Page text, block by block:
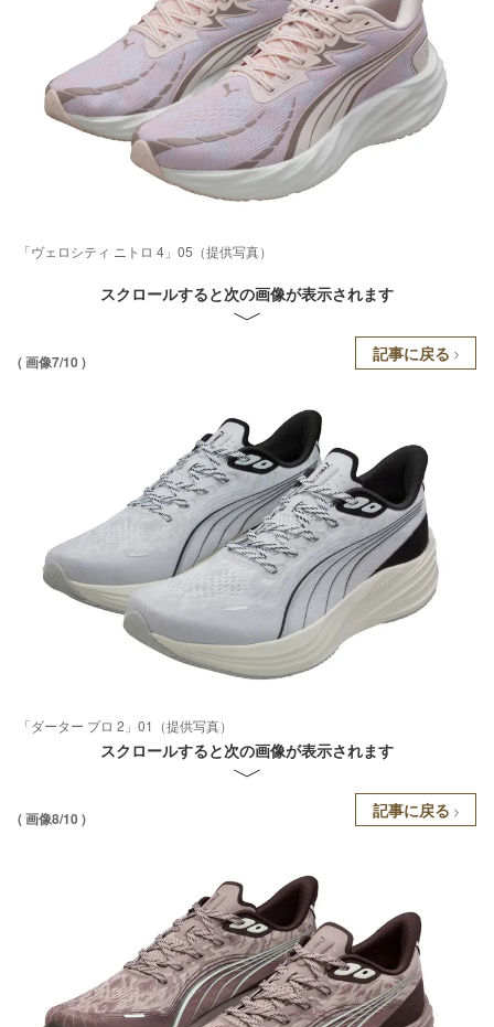
「ヴェロシティ ニトロ 4」05（提供写真）
スクロールすると次の画像が表示されます
( 画像7/10 ) 記事に戻る
「ダーター プロ 2」01（提供写真）
スクロールすると次の画像が表示されます
( 画像8/10 ) 記事に戻る